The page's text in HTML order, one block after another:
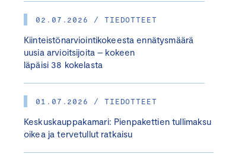
02.07.2026 / TIEDOTTEET
Kiinteistönarviointikokeesta ennätysmäärä
uusia arvioitsijoita – kokeen
läpäisi 38 kokelasta
01.07.2026 / TIEDOTTEET
Keskuskauppakamari: Pienpakettien tullimaksu
oikea ja tervetullut ratkaisu